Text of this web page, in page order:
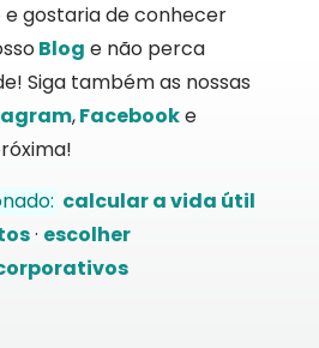
e gostaria de conhecer
Blog e não perca
Siga também as nossas
,Facebooke
calcular a vida útil
· escolher